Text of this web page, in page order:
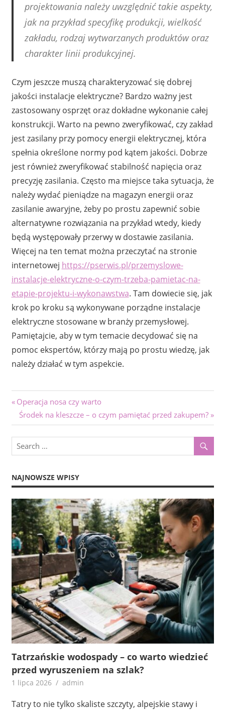
projektowania należy uwzględnić takie aspekty,
jak na przykład specyfikę produkcji, wielkość
zakładu, rodzaj wytwarzanych produktów oraz
charakter linii produkcyjnej.
Czym jeszcze muszą charakteryzować się dobrej
jakości instalacje elektryczne? Bardzo ważny jest
zastosowany osprzęt oraz dokładne wykonanie całej
konstrukcji. Warto na pewno zweryfikować, czy zakład
jest zasilany przy pomocy energii elektrycznej, która
spełnia określone normy pod kątem jakości. Dobrze
jest również zweryfikować stabilność napięcia oraz
precyzję zasilania. Często ma miejsce taka sytuacja, że
należy wydać pieniądze na magazyn energii oraz
zasilanie awaryjne, żeby po prostu zapewnić sobie
alternatywne rozwiązania na przykład wtedy, kiedy
będą występowały przerwy w dostawie zasilania.
Więcej na ten temat można przeczytać na stronie
internetowej https://pserwis.pl/przemyslowe-
instalacje-elektryczne-o-czym-trzeba-pamietac-na-
etapie-projektu-i-wykonawstwa. Tam dowiecie się, jak
krok po kroku są wykonywane porządne instalacje
elektryczne stosowane w branży przemysłowej.
Pamiętajcie, aby w tym temacie decydować się na
pomoc ekspertów, którzy mają po prostu wiedzę, jak
należy działać w tym aspekcie.
Nawigacja
wpisu
Previous
Post:
Operacja nosa czy warto
Next
Post:
Środek na kleszcze – o czym pamiętać przed zakupem?
NAJNOWSZE WPISY
Tatrzańskie wodospady – co warto wiedzieć
przed wyruszeniem na szlak?
1 lipca 2026 admin
Tatry to nie tylko skaliste szczyty, alpejskie stawy i